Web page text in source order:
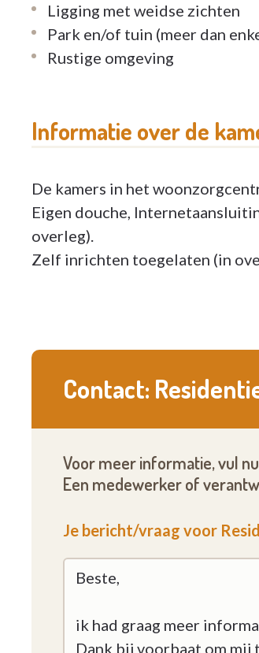
Ligging met weidse zichten
Park en/of tuin (meer dan
Rustige omgeving
Informatie over de
De kamers in het
Eigen douche,
overleg).
Zelf inrichten toegelaten (in
Contact:
Voor meer informatie, vul
Een medewerker of
Je bericht/vraag voor